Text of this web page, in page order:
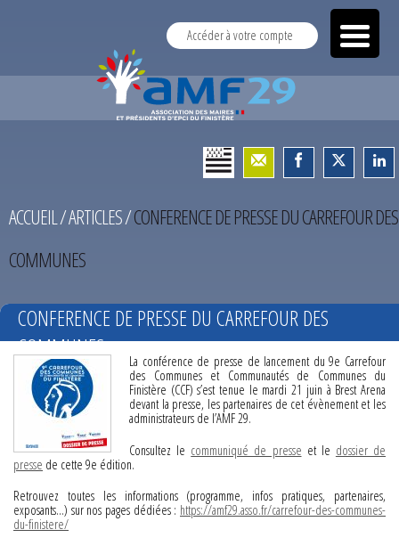
Accéder à votre compte
ACCUEIL/ARTICLES/CONFERENCE DE PRESSE DU CARREFOUR DES
COMMUNES
CONFERENCE DE PRESSE DU CARREFOUR DES
COMMUNES
La conférence de presse de lancement du 9e Carrefour
des Communes et Communautés de Communes du
Finistère (CCF) s’est tenue le mardi 21 juin à Brest Arena
devant la presse, les partenaires de cet évènement et les
administrateurs de l’AMF 29.
Consultez le communiqué de presse et le dossier de
presse de cette 9e édition.
Retrouvez toutes les informations (programme, infos pratiques, partenaires,
exposants…) sur nos pages dédiées : https://amf29.asso.fr/carrefour-des-communes-
du-finistere/